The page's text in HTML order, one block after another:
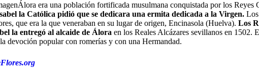
era una población fortificada musulmana conquistada por los
la Católica pidió que se dedicara una ermita dedicada a la Virgen.Los
que era la que veneraban en su lugar de origen, Encinasola (Huelva). Los
la entregó al alcaide de Álora en los Reales Alcázares sevillanos en 1502.
devoción popular con romerías y con una Hermandad.